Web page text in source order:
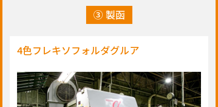
③ 製函
4色フレキソフォルダグルア